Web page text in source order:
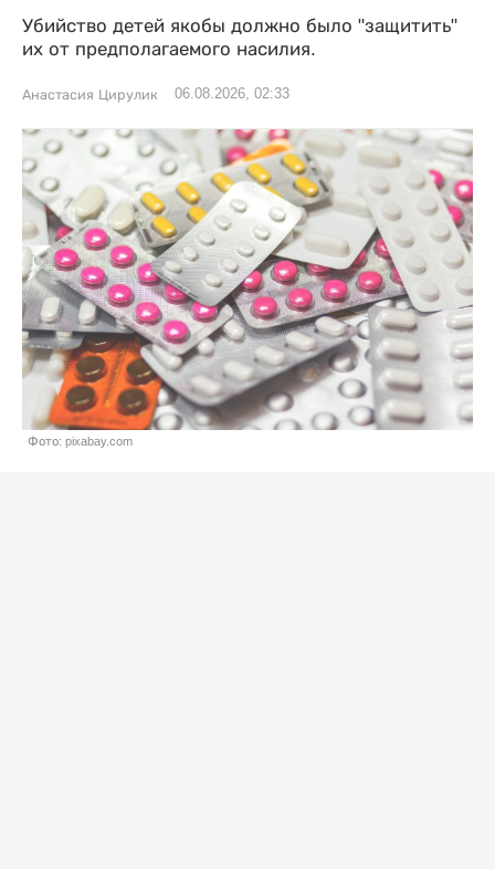
Убийство детей якобы должно было "защитить"
их от предполагаемого насилия.
Анастасия Цирулик 06.08.2026, 02:33
Фото: pixabay.com